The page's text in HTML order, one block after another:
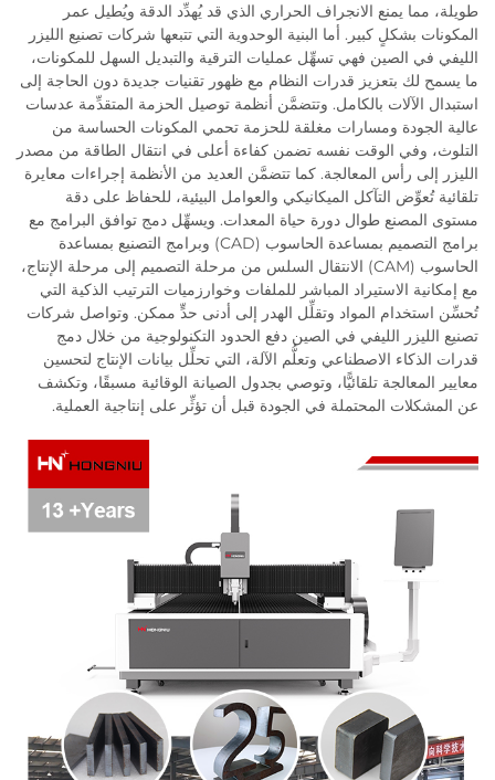
طويلة، مما يمنع الانجراف الحراري الذي قد يُهدِّد الدقة ويُطيل عمر
المكونات بشكلٍ كبير. أما البنية الوحدوية التي تتبعها شركات تصنيع الليزر
الليفي في الصين فهي تسهِّل عمليات الترقية والتبديل السهل للمكونات،
ما يسمح لك بتعزيز قدرات النظام مع ظهور تقنيات جديدة دون الحاجة إلى
استبدال الآلات بالكامل. وتتضمَّن أنظمة توصيل الحزمة المتقدِّمة عدسات
عالية الجودة ومسارات مغلقة للحزمة تحمي المكونات الحساسة من
التلوث، وفي الوقت نفسه تضمن كفاءة أعلى في انتقال الطاقة من مصدر
الليزر إلى رأس المعالجة. كما تتضمَّن العديد من الأنظمة إجراءات معايرة
تلقائية تُعوِّض التآكل الميكانيكي والعوامل البيئية، للحفاظ على دقة
مستوى المصنع طوال دورة حياة المعدات. ويسهِّل دمج توافق البرامج مع
برامج التصميم بمساعدة الحاسوب (CAD) وبرامج التصنيع بمساعدة
الحاسوب (CAM) الانتقال السلس من مرحلة التصميم إلى مرحلة الإنتاج،
مع إمكانية الاستيراد المباشر للملفات وخوارزميات الترتيب الذكية التي
تُحسِّن استخدام المواد وتقلِّل الهدر إلى أدنى حدٍّ ممكن. وتواصل شركات
تصنيع الليزر الليفي في الصين دفع الحدود التكنولوجية من خلال دمج
قدرات الذكاء الاصطناعي وتعلُّم الآلة، التي تحلِّل بيانات الإنتاج لتحسين
معايير المعالجة تلقائيًّا، وتوصي بجدول الصيانة الوقائية مسبقًا، وتكشف
عن المشكلات المحتملة في الجودة قبل أن تؤثِّر على إنتاجية العملية.